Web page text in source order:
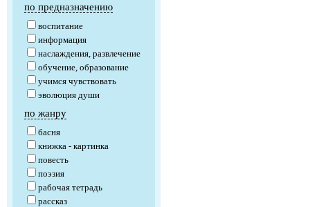
по предназначению
воспитание
информация
наслаждения, развлечение
обучение, образование
учимся чувствовать
эволюция души
по жанру
басня
книжка - картинка
повесть
поэзия
рабочая тетрадь
рассказ